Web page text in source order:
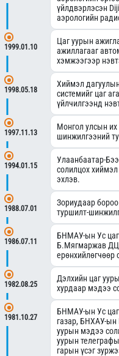
үйлдвэрлэсэн
аэрологийн
1999.01.10
Цаг уурын
ажиллагааг
хэмжээгээр
1998.05.18
Хиймэл
системийг цаг
үйлчилгээнд
1997.11.13
Монгол улсын их
шинжилгээний
1994.01.15
Улаанбаатар-
солилцох
эхлэв.
1988.07.01
Зориудаар
туршилт-
1986.07.11
БНМАУ-ын Ус цаг
Б.Мягмаржав
ерөнхийлөгчөөр
1982.08.25
Дэлхийн цаг
хурдаар мэдээ
1981.10.27
БНМАУ-ын Ус
газар, БНХАУ-ын
уурын мэдээ
уурын
гарын үсэг